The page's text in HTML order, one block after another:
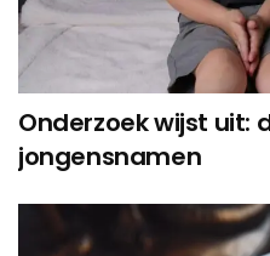
Onderzoek wijst uit:
jongensnamen